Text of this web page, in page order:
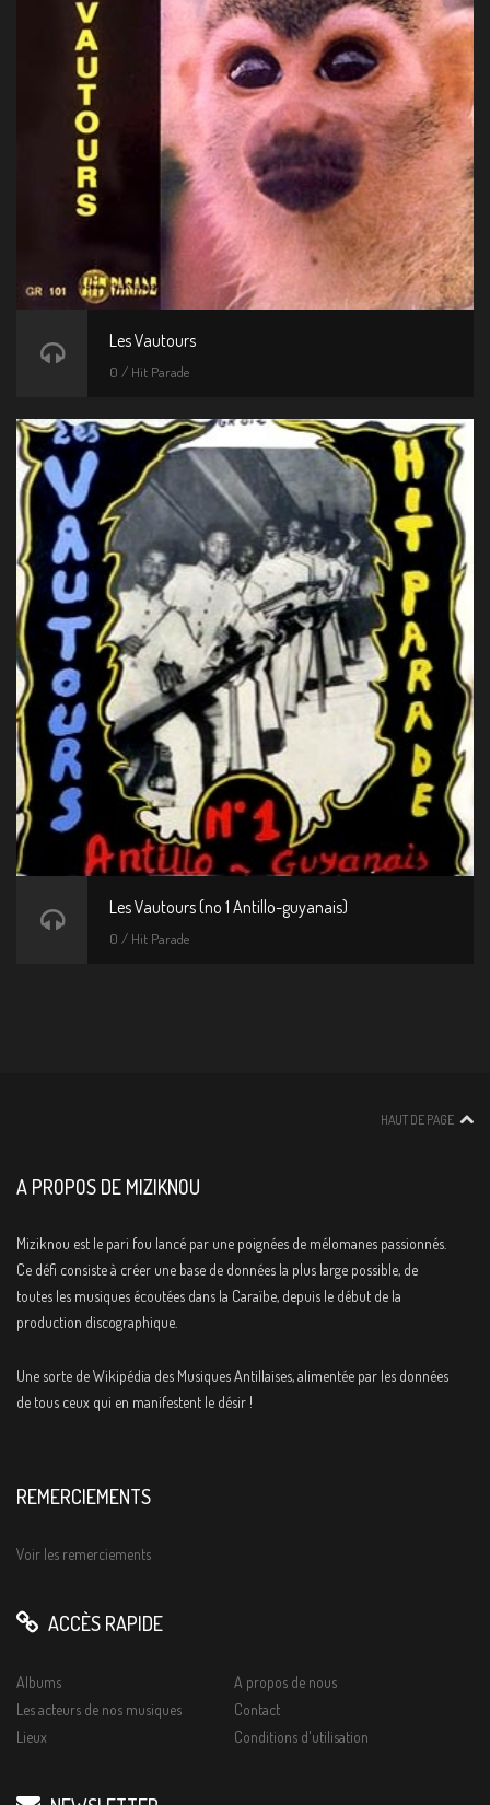
Les Vautours
0 / Hit Parade
Les Vautours (no 1 Antillo-guyanais)
0 / Hit Parade
HAUT DE PAGE
A PROPOS DE MIZIKNOU
Miziknou est le pari fou lancé par une poignées de mélomanes passionnés.
Ce défi consiste à créer une base de données la plus large possible, de
toutes les musiques écoutées dans la Caraïbe, depuis le début de la
production discographique.
Une sorte de Wikipédia des Musiques Antillaises, alimentée par les données
de tous ceux qui en manifestent le désir !
REMERCIEMENTS
Voir les remerciements
ACCÈS RAPIDE
Albums
Les acteurs de nos musiques
Lieux
A propos de nous
Contact
Conditions d'utilisation